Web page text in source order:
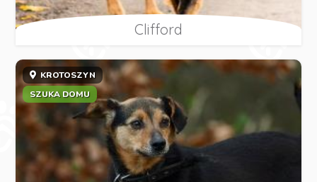
Clifford
KROTOSZYN
SZUKA DOMU